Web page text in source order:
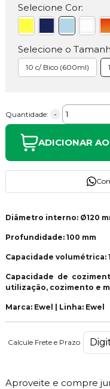
Selecione Cor:
Selecione o
10 c/ Bico (600ml)
Quantidade: -
ADICIONAR
Diâmetro interno: Ø120
Profundidade: 100 mm
Capacidade volumétrica:
Capacidade de
utilização, cozimento e
Marca: Ewel | Linha: Ewel
Calcule Frete e Prazo
Aproveite e compre